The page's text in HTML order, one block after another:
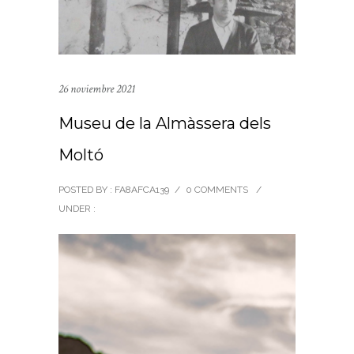
26 noviembre 2021
Museu de la Almàssera dels
Moltó
POSTED BY : FA8AFCA139 / 0 COMMENTS
/
UNDER :